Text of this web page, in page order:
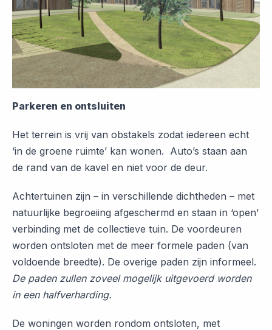
Parkeren en ontsluiten
Het terrein is vrij van obstakels zodat iedereen echt
‘in de groene ruimte’ kan wonen. Auto’s staan aan
de rand van de kavel en niet voor de deur.
Achtertuinen zijn – in verschillende dichtheden – met
natuurlijke begroeiing afgeschermd en staan in ‘open’
verbinding met de collectieve tuin. De voordeuren
worden ontsloten met de meer formele paden (van
voldoende breedte). De overige paden zijn informeel.
De paden zullen zoveel mogelijk uitgevoerd worden
in een halfverharding.
De woningen worden rondom ontsloten, met